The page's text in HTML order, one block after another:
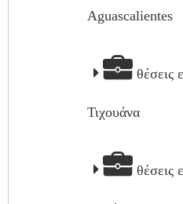
Aguascalientes
θέσεις
Τιχουάνα
θέσεις